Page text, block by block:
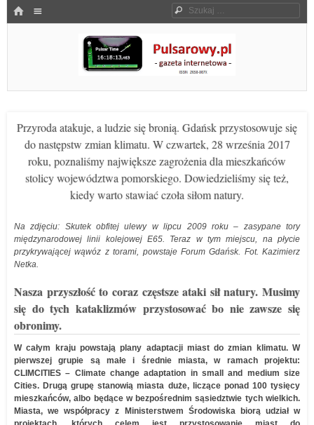
HOME Szukaj
Pulsarowy.pl
Przyroda atakuje, a ludzie się bronią. Gdańsk przystosowuje się
do następstw zmian klimatu. W czwartek, 28 września 2017
roku, poznaliśmy największe zagrożenia dla mieszkańców
stolicy województwa pomorskiego. Dowiedzieliśmy się też,
kiedy warto stawiać czoła siłom natury.
Na zdjęciu: Skutek obfitej ulewy w lipcu 2009 roku – zasypane tory
międzynarodowej linii kolejowej E65. Teraz w tym miejscu, na płycie
przykrywającej wąwóz z torami, powstaje Forum Gdańsk. Fot. Kazimierz
Netka.
Nasza przyszłość to coraz częstsze ataki sił natury. Musimy
się do tych kataklizmów przystosować bo nie zawsze się
obronimy.
W całym kraju powstają plany adaptacji miast do zmian klimatu. W
pierwszej grupie są małe i średnie miasta, w ramach projektu:
CLIMCITIES – Climate change adaptation in small and medium size
Cities. Drugą grupę stanowią miasta duże, liczące ponad 100 tysięcy
mieszkańców, albo będące w bezpośrednim sąsiedztwie tych wielkich.
Miasta, we współpracy z Ministerstwem Środowiska biorą udział w